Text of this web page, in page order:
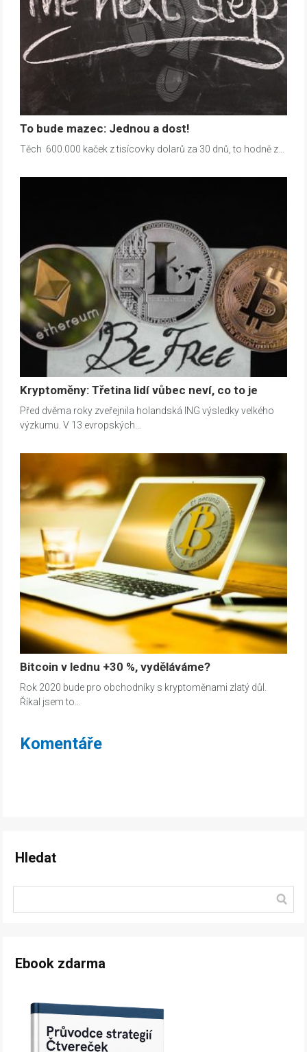
To bude mazec: Jednou a dost!
Těch 600.000 kaček z tisícovky dolarů za 30 dnů, to hodně z…
Kryptoměny: Třetina lidí vůbec neví, co to je
Před dvěma roky zveřejnila holandská ING výsledky velkého
výzkumu. V 13 evropských…
Bitcoin v lednu +30 %, vyděláváme?
Rok 2020 bude pro obchodníky s kryptoměnami zlatý důl.
Říkal jsem to…
Komentáře
Hledat
Ebook zdarma